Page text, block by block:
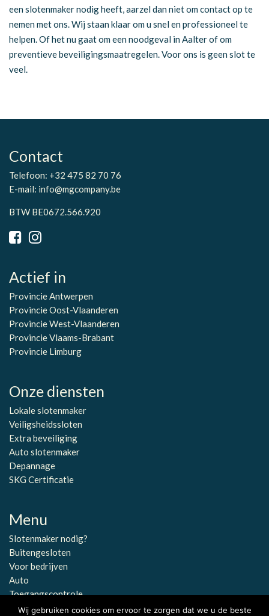
een slotenmaker nodig heeft, aarzel dan niet om contact op te
nemen met ons. Wij staan klaar om u snel en professioneel te
helpen. Of het nu gaat om een noodgeval in Aalter of om
preventieve beveiligingsmaatregelen. Voor ons is geen slot te
veel.
Contact
Telefoon: +32 475 82 70 76
E-mail: info@mgcompany.be
BTW BE0672.566.920
Actief in
Provincie Antwerpen
Provincie Oost-Vlaanderen
Provincie West-Vlaanderen
Provincie Vlaams-Brabant
Provincie Limburg
Onze diensten
Lokale slotenmaker
Veiligsheidssloten
Extra beveiliging
Auto slotenmaker
Depannage
SKG Certificatie
Menu
Slotenmaker nodig?
Buitengesloten
Voor bedrijven
Auto
Toegangscontrole
Wij gebruiken cookies om ervoor te zorgen dat we u de beste